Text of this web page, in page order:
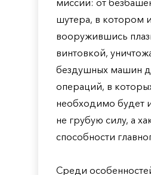
миссий: от
шутера, в котором
вооружившись
винтовкой,
бездушных машин
операций, в
необходимо будет
не грубую силу, а
способности
Среди